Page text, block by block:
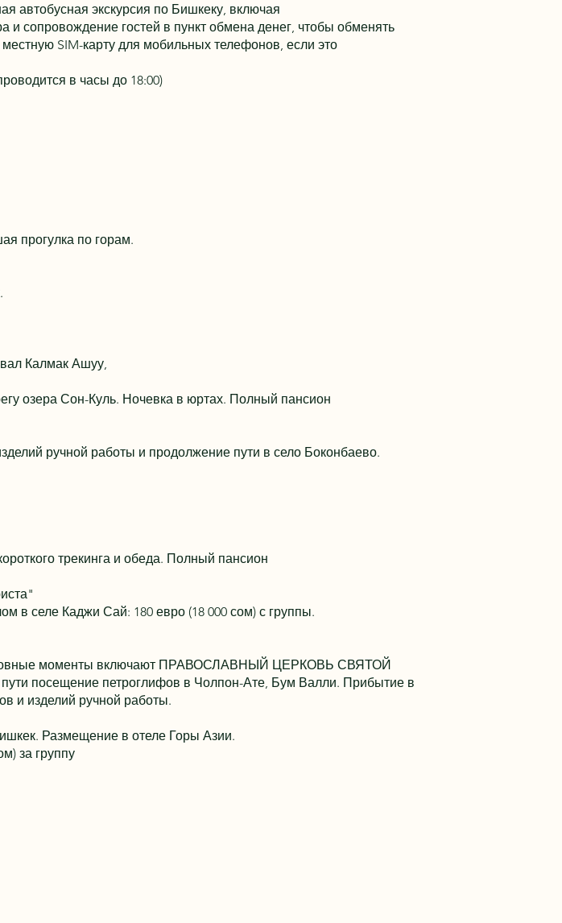
автобусная экскурсия по Бишкеку, включая
и сопровождение гостей в пункт обмена денег, чтобы обменять
SIM-карту для мобильных телефонов, если это
в часы до 18:00)
прогулка по горам.
Калмак Ашуу,
озера Сон-Куль. Ночевка в юртах. Полный пансион
ручной работы и продолжение пути в село Боконбаево.
трекинга и обеда. Полный пансион
в селе Каджи Сай: 180 евро (18 000 сом) с группы.
моменты включают ПРАВОСЛАВНЫЙ ЦЕРКОВЬ СВЯТОЙ
посещение петроглифов в Чолпон-Ате, Бум Валли. Прибытие в
и изделий ручной работы.
Размещение в отеле Горы Азии.
за группу